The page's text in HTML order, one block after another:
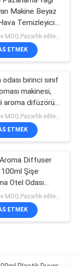
Makine Beyaz
Temizleyicisi
Kontrolü negotiable MOQ:Pazarlık edilebilir
ETMEK
odası birinci sınıf
makinesi,
aroma difüzörü
ETMEK
Aroma Diffuser
Şişe
Otel Odası
ETMEK